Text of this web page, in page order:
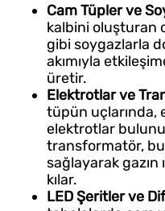
Cam Tüpler ve
kalbini oluşturan
gibi soygazlarla
akımıyla
üretir.
Elektrotlar ve
tüpün uçlarında,
elektrotlar
transformatör,
sağlayarak gazın
kılar.
LED Şeritler ve